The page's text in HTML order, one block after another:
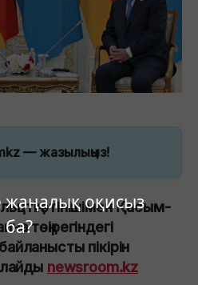
жаңалық оқисыз
ба?
— жазылыңыз!
өтінішімен Қасым-
төңірегіндегі
пікірін
newsroom.kz